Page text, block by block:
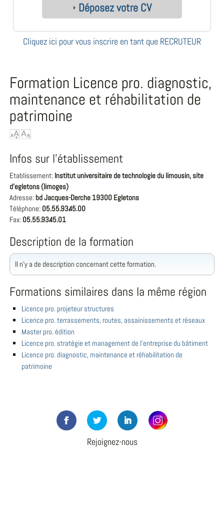
Déposez votre CV
Cliquez ici pour vous inscrire en tant que RECRUTEUR
Formation Licence pro. diagnostic,
maintenance et réhabilitation de
patrimoine
Infos sur l'établissement
Etablissement: Institut universitaire de technologie du limousin, site
d'egletons (limoges)
Adresse: bd Jacques-Derche 19300 Egletons
Téléphone: 05.55.93.45.00
Fax: 05.55.93.45.01
Description de la formation
Il n'y a de description concernant cette formation.
Formations similaires dans la même région
Licence pro. projeteur structures
Licence pro. terrassements, routes, assainissements et réseaux
Master pro. édition
Licence pro. stratégie et management de l'entreprise du bâtiment
Licence pro. diagnostic, maintenance et réhabilitation de
patrimoine
Rejoignez-nous